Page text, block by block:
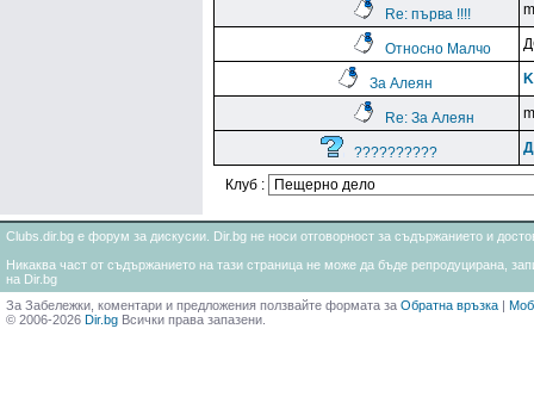
Re: първа !!!!
Относно Малчо
За Алеян
Re: За Алеян
??????????
Клуб :
Clubs.dir.bg е форум за дискусии. Dir.bg не носи отговорност за съдържанието и
Никаква част от съдържанието на тази страница не може да бъде репродуцирана,
на Dir.bg
За Забележки, коментари и предложения ползвайте формата за Обратна връзка |
© 2006-2026 Dir.bg Всички права запазени.